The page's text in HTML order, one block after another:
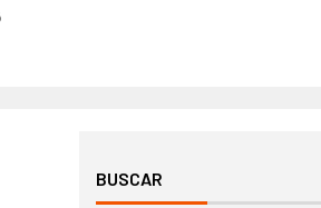
BUSCAR